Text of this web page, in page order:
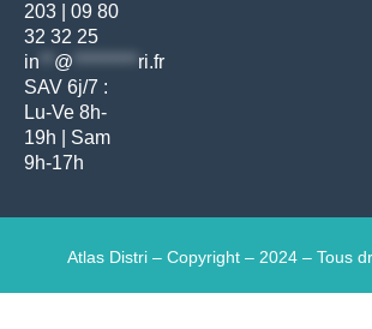
203
09 80
32 32 25
in
@ ********* ri.fr
SAV 6j/7 :
Lu-Ve 8h-
19h | Sam
9h-17h
Atlas Distri – Copyright – 2024 – Tous